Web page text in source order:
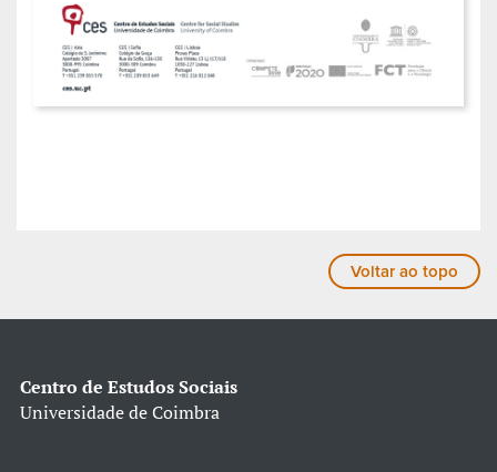
Voltar ao topo
Centro de Estudos Sociais
Universidade de Coimbra